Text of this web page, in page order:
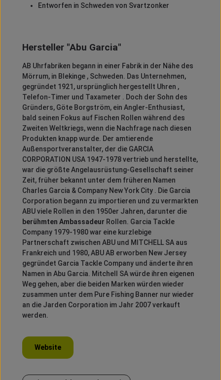
Entworfen in Schweden von Svartzonker
Hersteller "Abu Garcia"
AB Uhrfabriken begann in einer Fabrik in der Nähe des
Mörrum, in Blekinge , Schweden. Das Unternehmen,
gegründet 1921, ursprünglich hergestellt Uhren ,
Telefon-Timer und Taxameter . Doch der Sohn des
Gründers, Göte Borgström, ein Angler-Enthusiast,
bald seinen Fokus auf Fischen Rollen während des
Zweiten Weltkriegs, wenn die Nachfrage nach diesen
Produkten knapp wurde. Der amtierende
Außensportveranstalter, der die GARCIA
CORPORATION USA 1947-1978 vertrieb und herstellte,
war die größte Angelausrüstung-Gesellschaft seiner
Zeit, früher bekannt unter dem früheren Namen
Charles Garcia & Company New York City . Die Garcia
Corporation begann zu importieren und zu vermarkten
ABU viele Rollen in den 1950er Jahren, darunter die
berühmten Ambassadeur Rollen. Garcia Tackle
Company 1979-1980 war eine kurzlebige
Partnerschaft zwischen ABU und MITCHELL SA aus
Frankreich und 1980, ABU AB erworben New Jersey
gegründet Garcia Tackle Company und änderte ihren
Namen in Abu Garcia. Mitchell SA würde ihren eigenen
Weg gehen, aber die beiden Marken würden wieder
zusammen unter dem Pure Fishing Banner nur wieder
an die Jarden Corporation im Jahr 2007 verkauft
werden.
Website